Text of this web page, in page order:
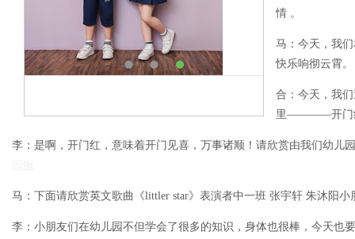
情 。
马：今天，我
快乐响彻云霄。
合：今天，我
里――――开门
李：是啊，开门红，意味着开门见喜，万事诸顺！请欣赏由我们幼儿
马：下面请欣赏英文歌曲《littler star》表演者中一班 张宇轩 朱沐阳小
李：小朋友们在幼儿园不但学会了很多的知识，身体也很棒，今天也